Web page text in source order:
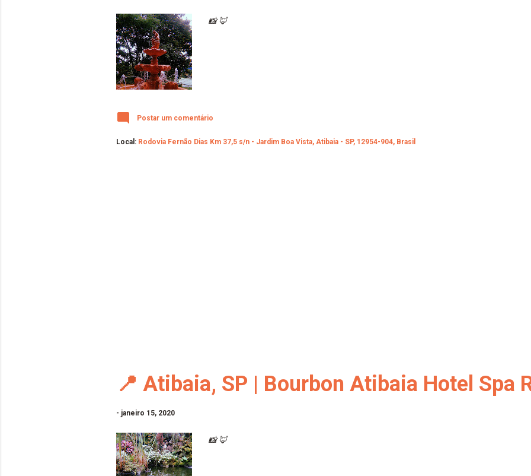
📸 🦊
Postar um comentário
Local: Rodovia Fernão Dias Km 37,5 s/n - Jardim Boa Vista, Atibaia - SP, 12954-904, Brasil
📍 Atibaia, SP | Bourbon Atibaia Hotel Spa
- janeiro 15, 2020
📸 🦊